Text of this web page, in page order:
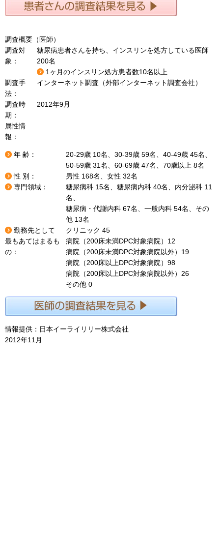
調査概要（医師）
調査対
象：
糖尿病患者さんを持ち、インスリンを処方している医師
200名
1ヶ月のインスリン処方患者数10名以上
調査手
法：
インターネット調査（外部インターネット調査会社）
調査時
期：
2012年9月
属性情
報：
年 齢：
20-29歳 10名、30-39歳 59名、40-49歳 45名、
50-59歳 31名、60-69歳 47名、70歳以上 8名
性 別：
男性 168名、女性 32名
専門領域：
糖尿病科 15名、糖尿病内科 40名、内分泌科 11
名、
糖尿病・代謝内科 67名、一般内科 54名、その
他 13名
勤務先として
最もあてはまるも
の：
クリニック 45
病院（200床未満DPC対象病院）12
病院（200床未満DPC対象病院以外）19
病院（200床以上DPC対象病院）98
病院（200床以上DPC対象病院以外）26
その他 0
情報提供： 日本イーライリリー株式会社
2012年11月